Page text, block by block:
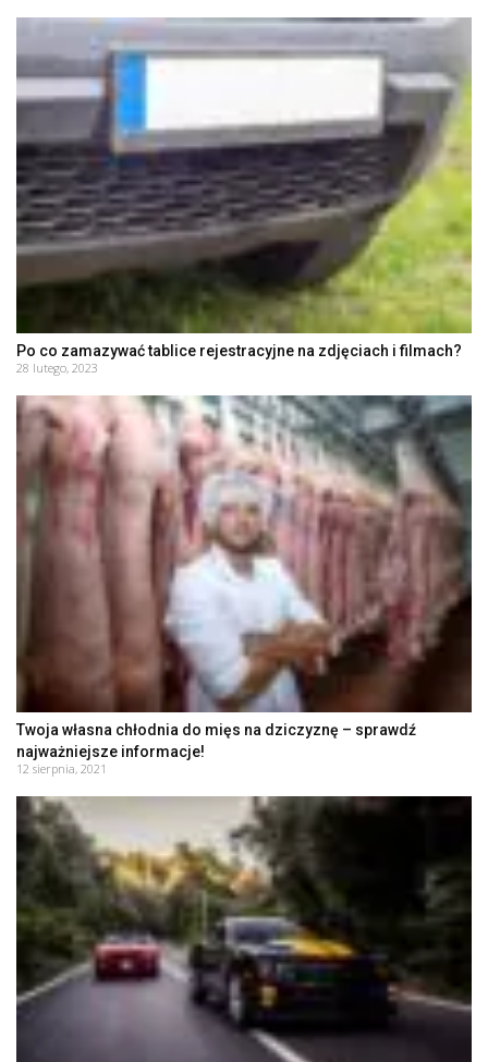
Po co zamazywać tablice rejestracyjne na zdjęciach i filmach?
28 lutego, 2023
Twoja własna chłodnia do mięs na dziczyznę – sprawdź
najważniejsze informacje!
12 sierpnia, 2021